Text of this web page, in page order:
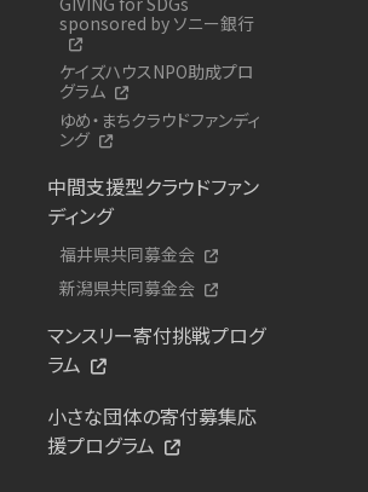
sponsored by ソニー銀行
ケイズハウスNPO助成プロ
グラム
ゆめ・まちクラウドファンディ
ング
中間支援型クラウドファン
ディング
福井県共同募金会
新潟県共同募金会
マンスリー寄付挑戦プログ
ラム
小さな団体の寄付募集応
援プログラム